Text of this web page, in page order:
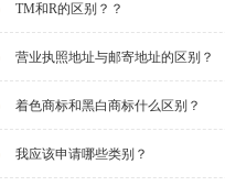
TM和R的区别？？
营业执照地址与邮寄地址的区别？
着色商标和黑白商标什么区别？
我应该申请哪些类别？